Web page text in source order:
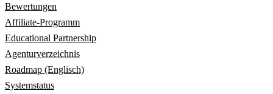
Bewertungen
Affiliate-Programm
Educational Partnership
Agenturverzeichnis
Roadmap (Englisch)
Systemstatus